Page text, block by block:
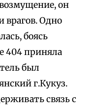
он
врагов. Одно
боясь
404 приняла
был
г.Кукуз.
связь с